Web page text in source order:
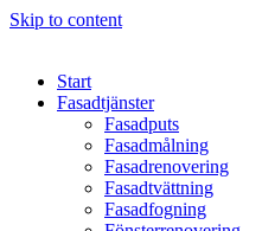
Skip to content
Start
Fasadtjänster
Fasadputs
Fasadmålning
Fasadrenovering
Fasadtvättning
Fasadfogning